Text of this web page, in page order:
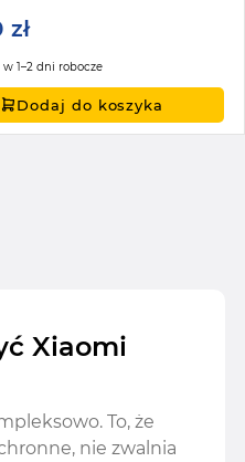
zł
w 1–2 dni robocze
Dodaj do koszyka
Xiaomi
To, że
nie zwalnia